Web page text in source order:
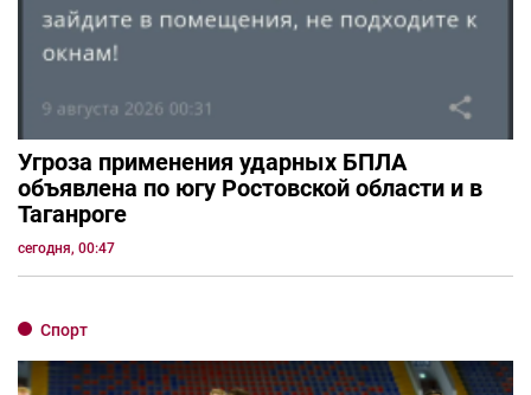
Угроза применения ударных БПЛА
объявлена по югу Ростовской области и в
Таганроге
сегодня, 00:47
Спорт